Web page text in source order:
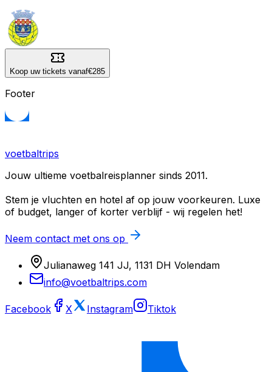
Koop uw tickets vanaf€285
Footer
voetbaltrips
Jouw ultieme voetbalreisplanner sinds 2011.
Stem je vluchten en hotel af op jouw voorkeuren. Luxe
of budget, langer of korter verblijf - wij regelen het!
Neem contact met ons op
Julianaweg 141 JJ, 1131 DH Volendam
info@voetbaltrips.com
Facebook X Instagram Tiktok